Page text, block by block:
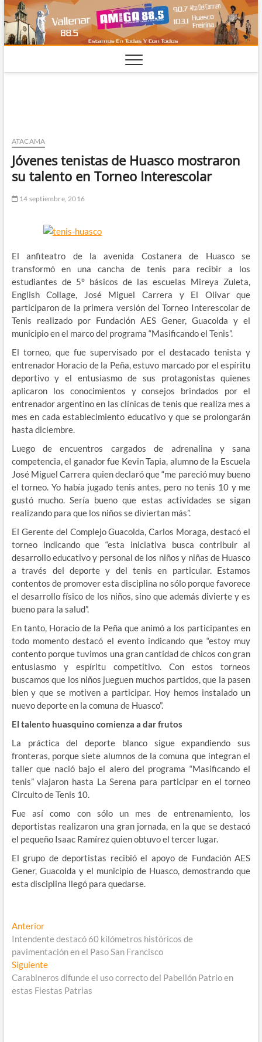
Saltar
al
contenido
ATACAMA
Jóvenes tenistas de Huasco mostraron
su talento en Torneo Interescolar
14 septiembre, 2016
El anfiteatro de la avenida Costanera de Huasco se
transformó en una cancha de tenis para recibir a los
estudiantes de 5° básicos de las escuelas Mireya Zuleta,
English Collage, José Miguel Carrera y El Olivar que
participaron de la primera versión del Torneo Interescolar de
Tenis realizado por Fundación AES Gener, Guacolda y el
municipio en el marco del programa “Masificando el Tenis”.
El torneo, que fue supervisado por el destacado tenista y
entrenador Horacio de la Peña, estuvo marcado por el espíritu
deportivo y el entusiasmo de sus protagonistas quienes
aplicaron los conocimientos y consejos brindados por el
entrenador argentino en las clínicas de tenis que realiza mes a
mes en cada establecimiento educativo y que se prolongarán
hasta diciembre.
Luego de encuentros cargados de adrenalina y sana
competencia, el ganador fue Kevin Tapia, alumno de la Escuela
José Miguel Carrera quien declaró que “me pareció muy bueno
el torneo. Yo había jugado tenis antes, pero no tenis 10 y me
gustó mucho. Sería bueno que estas actividades se sigan
realizando para que los niños se diviertan más”.
El Gerente del Complejo Guacolda, Carlos Moraga, destacó el
torneo indicando que “esta iniciativa busca contribuir al
desarrollo educativo y personal de los niños y niñas de Huasco
a través del deporte y del tenis en particular. Estamos
contentos de promover esta disciplina no sólo porque favorece
el desarrollo físico de los niños, sino que además divierte y es
bueno para la salud”.
En tanto, Horacio de la Peña que animó a los participantes en
todo momento destacó el evento indicando que “estoy muy
contento porque tuvimos una gran cantidad de chicos con gran
entusiasmo y espíritu competitivo. Con estos torneos
buscamos que los niños jueguen muchos partidos, que la pasen
bien y que se motiven a participar. Hoy hemos instalado un
nuevo deporte en la comuna de Huasco”.
El talento huasquino comienza a dar frutos
La práctica del deporte blanco sigue expandiendo sus
fronteras, porque siete alumnos de la comuna que integran el
taller que nació bajo el alero del programa “Masificando el
tenis” viajaron hasta La Serena para participar en el torneo
Circuito de Tenis 10.
Fue así como con sólo un mes de entrenamiento, los
deportistas realizaron una gran jornada, en la que se destacó
el pequeño Isaac Ramírez quien obtuvo el tercer lugar.
El grupo de deportistas recibió el apoyo de Fundación AES
Gener, Guacolda y el municipio de Huasco, demostrando que
esta disciplina llegó para quedarse.
Navegación
de
entradas
AnteriorEntrada
anterior:
Intendente destacó 60 kilómetros históricos de
pavimentación en el Paso San Francisco
SiguienteEntrada
siguiente:
Carabineros difunde el uso correcto del Pabellón Patrio en
estas Fiestas Patrias